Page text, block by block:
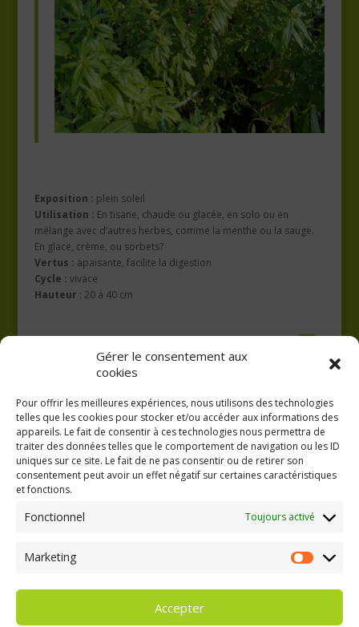
Gérer le consentement aux
cookies
Pour offrir les meilleures expériences, nous utilisons des technologies
telles que les cookies pour stocker et/ou accéder aux informations des
appareils. Le fait de consentir à ces technologies nous permettra de
traiter des données telles que le comportement de navigation ou les ID
uniques sur ce site. Le fait de ne pas consentir ou de retirer son
consentement peut avoir un effet négatif sur certaines caractéristiques
et fonctions.
Fonctionnel Toujours activé
Marketing Marketing
Accepter
Exposition : plein soleil
Utilisation : En tisane, chaude ou glacée, en solo ou en
mélange avec d’autres herbes, comme la menthe ou la sauge.
En glace, crème, ou sorbets?
Vertus : apaisante, facilite la digestion
Cycle : vivace
Hauteur : 20 à 40 cm
GAEC A la volée
Kergreach - Loperhet
06 65 62 84 25